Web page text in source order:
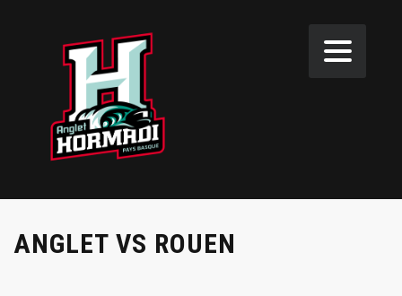
ANGLET VS ROUEN